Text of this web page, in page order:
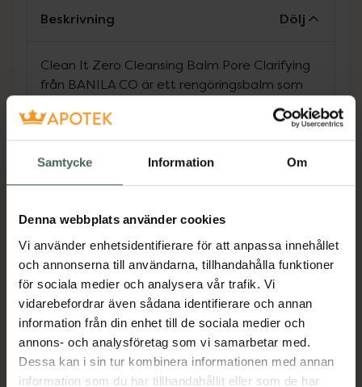
Samtycke Information Om
Denna webbplats använder cookies
Vi använder enhetsidentifierare för att anpassa innehållet
och annonserna till användarna, tillhandahålla funktioner
för sociala medier och analysera vår trafik. Vi
vidarebefordrar även sådana identifierare och annan
information från din enhet till de sociala medier och
annons- och analysföretag som vi samarbetar med.
Dessa kan i sin tur kombinera informationen med annan
information som du har tillhandahållit eller som de har
Beskrivning Dölj
Clean It Zero Cleansing Balm Pore Clarifying
från BANILA CO är ett rengöringsbalm som
effektivt löser upp vattenfast smink och
orenheter, samtidigt som den varsamt
avlägsnar döda hudceller och överflödig talg
från fet- och blandhud. Den veganska
formulan ZERO BALANCE TECHNOLOGY™
ingredienser, Teatree-Ex™, som effektivt
rengör huden på djupet utan att rubba
hudens naturliga fuktbalans. Tea Tree-olja och
4-Terpineol jobbar tillsammans för att jämna
ut och mjukgöra huden i samband med
rengöring för ett lugnt och balanserat
resultat.
Jämförpris 2,59 kr/ml